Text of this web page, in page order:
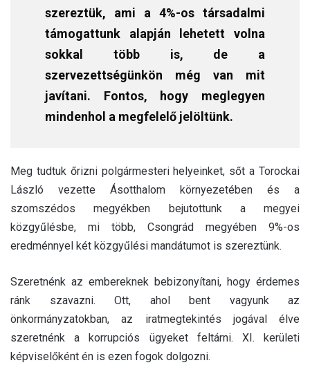
szereztük, ami a 4%-os társadalmi
támogattunk alapján lehetett volna
sokkal több is, de a
szervezettségünkön még van mit
javítani. Fontos, hogy meglegyen
mindenhol a megfelelő jelöltünk.
Meg tudtuk őrizni polgármesteri helyeinket, sőt a Torockai
László vezette Ásotthalom környezetében és a
szomszédos megyékben bejutottunk a megyei
közgyűlésbe, mi több, Csongrád megyében 9%-os
eredménnyel két közgyűlési mandátumot is szereztünk.
Szeretnénk az embereknek bebizonyítani, hogy érdemes
ránk szavazni. Ott, ahol bent vagyunk az
önkormányzatokban, az iratmegtekintés jogával élve
szeretnénk a korrupciós ügyeket feltárni. XI. kerületi
képviselőként én is ezen fogok dolgozni.